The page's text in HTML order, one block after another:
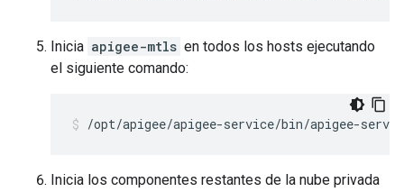
Inicia apigee-mtls en todos los hosts ejecutando
el siguiente comando:
/opt/apigee/apigee-service/bin/apigee-
Inicia los componentes restantes de la nube privada